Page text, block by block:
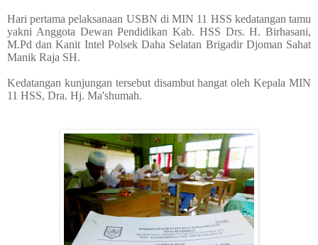
Hari pertama pelaksanaan USBN di MIN 11 HSS kedatangan tamu
yakni Anggota Dewan Pendidikan Kab. HSS Drs. H. Birhasani,
M.Pd dan Kanit Intel Polsek Daha Selatan Brigadir Djoman Sahat
Manik Raja SH.
Kedatangan kunjungan tersebut disambut hangat oleh Kepala MIN
11 HSS, Dra. Hj. Ma'shumah.